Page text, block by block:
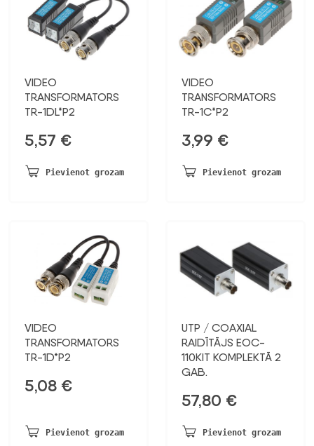
VIDEO
TRANSFORMATORS
TR-1DL*P2
5,57 €
Pievienot grozam
VIDEO
TRANSFORMATORS
TR-1C*P2
3,99 €
Pievienot grozam
VIDEO
TRANSFORMATORS
TR-1D*P2
5,08 €
Pievienot grozam
UTP / COAXIAL
RAIDĪTĀJS EOC-
110KIT KOMPLEKTĀ 2
GAB.
57,80 €
Pievienot grozam